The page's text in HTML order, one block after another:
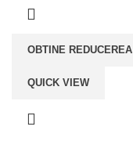
OBTINE REDUCEREA
QUICK VIEW